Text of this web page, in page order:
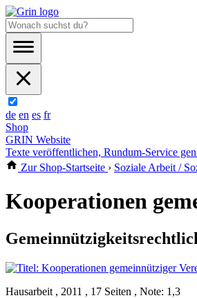
de en es fr
Shop
GRIN Website
Texte veröffentlichen, Rundum-Service
Zur Shop-Startseite › Soziale Arbeit /
Kooperationen
Hausarbeit , 2011 , 17 Seiten , Note: 1,3